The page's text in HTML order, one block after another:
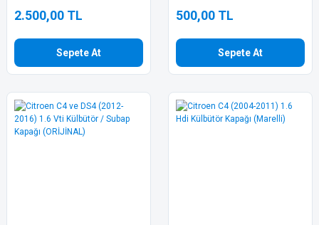
2.500,00 TL
Sepete At
500,00 TL
Sepete At